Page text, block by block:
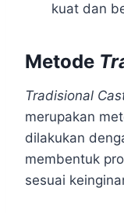
kuat dan
Metode
Tradisional
merupakan
dilakukan
membentuk
sesuai